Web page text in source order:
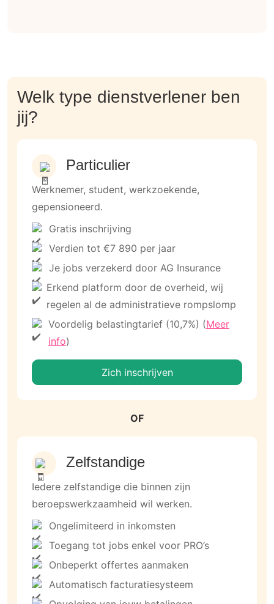
Welk type dienstverlener ben
jij?
Particulier
Werknemer, student, werkzoekende,
gepensioneerd.
Gratis inschrijving
Verdien tot €7 890 per jaar
Je jobs verzekerd door AG Insurance
Erkend platform door de overheid, wij
regelen al de administratieve rompslomp
Voordelig belastingtarief (10,7%) (Meer
info)
Zich inschrijven
OF
Zelfstandige
Iedere zelfstandige die binnen zijn
beroepswerkzaamheid wil werken.
Ongelimiteerd in inkomsten
Toegang tot jobs enkel voor PRO’s
Onbeperkt offertes aanmaken
Automatisch facturatiesysteem